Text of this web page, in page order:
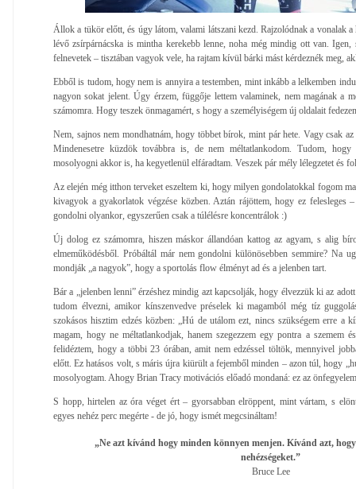
Állok a tükör előtt, és úgy látom, valami látszani kezd. Rajzolódnak a vonalak a
lévő zsírpárnácska is mintha kerekebb lenne, noha még mindig ott van. Igen,
felnevetek – tisztában vagyok vele, ha rajtam kívül bárki mást kérdeznék meg,
Ebből is tudom, hogy nem is annyira a testemben, mint inkább a lelkemben
nagyon sokat jelent. Úgy érzem, függője lettem valaminek, nem magának a
számomra. Hogy teszek önmagamért, s hogy a személyiségem új oldalait
Nem, sajnos nem mondhatnám, hogy többet bírok, mint pár hete. Vagy csak az
Mindenesetre küzdök továbbra is, de nem méltatlankodom. Tudom,
mosolyogni akkor is, ha kegyetlenül elfáradtam. Veszek pár mély lélegzetet és
Az elején még itthon terveket eszeltem ki, hogy milyen gondolatokkal fogom
kivagyok a gyakorlatok végzése közben. Aztán rájöttem, hogy ez felesleges
gondolni olyankor, egyszerűen csak a túlélésre koncentrálok :)
Új dolog ez számomra, hiszen máskor állandóan kattog az agyam, s alig
elmeműködésből. Próbáltál már nem gondolni különösebben semmire? Na
mondják „a nagyok”, hogy a sportolás flow élményt ad és a jelenben tart.
Bár a „jelenben lenni” érzéshez mindig azt kapcsolják, hogy élvezzük ki az
tudom élvezni, amikor kínszenvedve préselek ki magamból még tíz
szokásos hisztim edzés közben: „Hú de utálom ezt, nincs szükségem erre a
magam, hogy ne méltatlankodjak, hanem szegezzem egy pontra a szemem
felidéztem, hogy a többi 23 órában, amit nem edzéssel töltök, mennyivel
előtt. Ez hatásos volt, s máris újra kiürült a fejemből minden – azon túl, hogy
mosolyogtam. Ahogy Brian Tracy motivációs előadó mondaná: ez az
S hopp, hirtelen az óra véget ért – gyorsabban elröppent, mint vártam, s
egyes nehéz perc megérte - de jó, hogy ismét megcsináltam!
„Ne azt kívánd hogy minden könnyen menjen. Kívánd azt,
nehézségeket.”
Bruce Lee